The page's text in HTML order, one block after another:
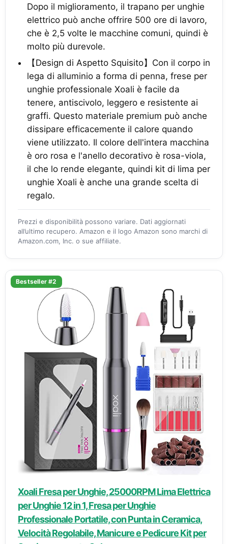
Dopo il miglioramento, il trapano per unghie
elettrico può anche offrire 500 ore di lavoro,
che è 2,5 volte le macchine comuni, quindi è
molto più durevole.
【Design di Aspetto Squisito】Con il corpo in
lega di alluminio a forma di penna, frese per
unghie professionale Xoali è facile da
tenere, antiscivolo, leggero e resistente ai
graffi. Questo materiale premium può anche
dissipare efficacemente il calore quando
viene utilizzato. Il colore dell'intera macchina
è oro rosa e l'anello decorativo è rosa-viola,
il che lo rende elegante, quindi kit di lima per
unghie Xoali è anche una grande scelta di
regalo.
Prezzi e disponibilità possono variare. Dati aggiornati
all’ultimo recupero. Amazon e il logo Amazon sono marchi di
Amazon.com, Inc. o sue affiliate.
Bestseller #2
Xoali Fresa per Unghie, 25000RPM Lima Elettrica
per Unghie 12 in 1, Fresa per Unghie
Professionale Portatile, con Punta in Ceramica,
Velocità Regolabile, Manicure e Pedicure Kit per